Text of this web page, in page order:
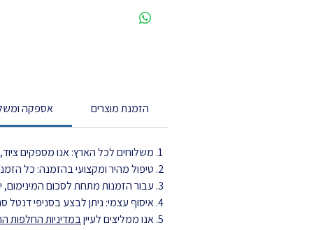
אספקה הזמנת מוצרים
משלוחים לכל הארץ: אנו מספקים ציוד,
טיפול מהיר ומקצועי בהזמנה: כל הזמנה מטופלת עד 3 ימי עסקים ויוצאת
עבור הזמנות מתחת לסכום המינימום,
איסוף עצמי: ניתן לבצע בסניפי
אנו ממליצים לעייןבמדיניות החלפות